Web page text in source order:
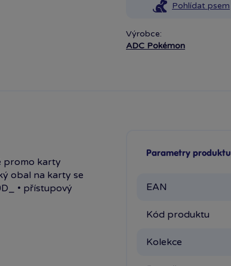
Pohlídat psem
Výrobce:
ADC Pokémon
promo karty
obal na karty se
• přístupový
Parametry produktu
EAN
Kód produktu
Kolekce